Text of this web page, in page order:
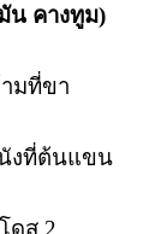
น คางทูม)
มที่ขา
งที่ต้นแขน
โดส 2